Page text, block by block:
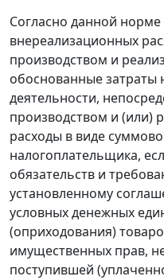
Согласно данной норме
внереализационных
производством и
обоснованные затраты
деятельности,
производством и (или)
расходы в виде
налогоплательщика,
обязательств и
установленному
условных денежных
(оприходования)
имущественных прав,
поступившей